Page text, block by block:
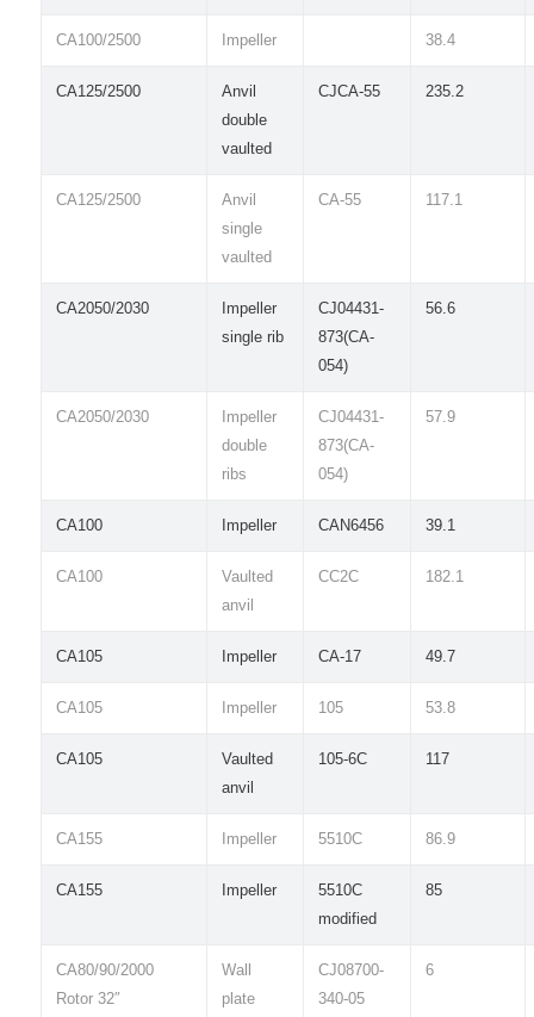
CA100/2500 Impeller 38.4
CA125/2500
Anvil
double
vaulted
CJCA-55 235.2
CA125/2500
Anvil
single
vaulted
CA-55 117.1
CA2050/2030
Impeller
single rib
CJ04431-
873(CA-
054)
56.6
CA2050/2030
Impeller
double
ribs
CJ04431-
873(CA-
054)
57.9
CA100 Impeller CAN6456 39.1
CA100
Vaulted
anvil
CC2C 182.1
CA105 Impeller CA-17 49.7
CA105 Impeller 105 53.8
CA105
Vaulted
anvil
105-6C 117
CA155 Impeller 5510C 86.9
CA155 Impeller
5510C
modified
85
CA80/90/2000
Rotor 32″
Wall
plate
CJ08700-
340-05
6